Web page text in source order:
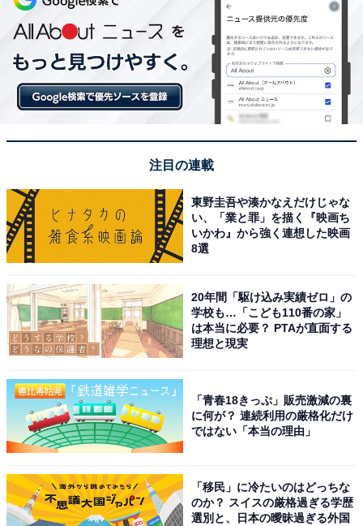
注目の連載
東野圭吾や湊かなえだけじゃな
い、「業と罪」を描く『映画ち
いかわ』から強く連想した映画
8選
20年間「駆け込み実績ゼロ」の
学校も…「こども110番の家」
は本当に必要？ PTAが直面する
理想と現実
「青春18きっぷ」販売激減の裏
に何が？ 連続利用の厳格化だけ
ではない「本当の理由」
「移民」に冷たいのはどっちな
のか？ スイスの厳格過ぎる学歴
選別と、日本の曖昧過ぎる外国